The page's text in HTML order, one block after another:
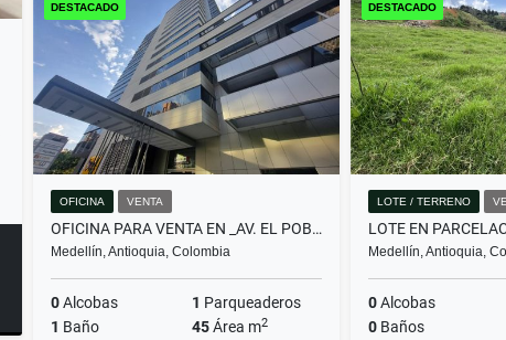
$1.790.000.000
DESTACADO
OFICINA VENTA
OFICINA PARA VENTA EN _AV. EL POBLADO_CASTROPOL
Medellín, Antioquia, Colombia
0Alcobas 1 Parqueaderos
1 Baño 45Área m2
DESTACADO
LOTE / TERRENO
Medellín, Antioquia,
0Alcobas
0 Baños